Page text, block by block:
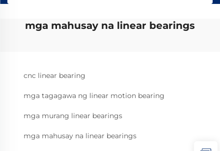
mga mahusay na linear bearings
cnc linear bearing
mga tagagawa ng linear motion bearing
mga murang linear bearings
mga mahusay na linear bearings